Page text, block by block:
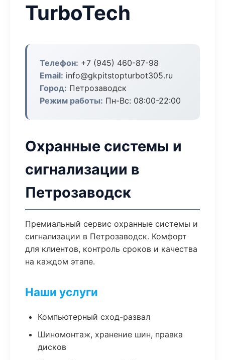
TurboTech
Телефон: +7 (945) 460-87-98
Email: info@gkpitstopturbot305.ru
Город: Петрозаводск
Режим работы: Пн-Вс: 08:00-22:00
Охранные системы и
сигнализации в
Петрозаводск
Премиальный сервис охранные системы и
сигнализации в Петрозаводск. Комфорт
для клиентов, контроль сроков и качества
на каждом этапе.
Наши услуги
Компьютерный сход-развал
Шиномонтаж, хранение шин, правка
дисков